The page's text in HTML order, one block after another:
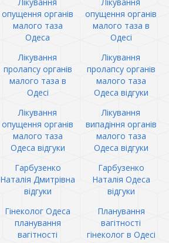
опущення органів
малого таза
Одеса
опущення органів
малого таза в
Одесі
Лікування
пролапсу органів
малого таза в
Одесі
Лікування
пролапсу органів
малого таза
Одеса відгуки
Лікування
опущення органів
малого таза
Одеса відгуки
Лікування
випадіння органів
малого таза
Одеса відгуки
Гарбузенко
Наталія Дмитрівна
відгуки
Гарбузенко
Наталія Одеса
відгуки
Гінеколог Одеса
планування
вагітності
Планування
вагітності
гінеколог в Одесі